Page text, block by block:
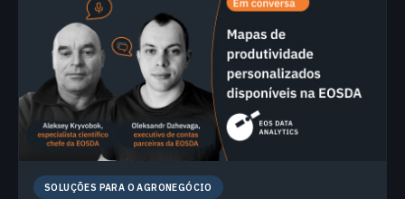
SOLUÇÕES PARA O AGRONEGÓCIO